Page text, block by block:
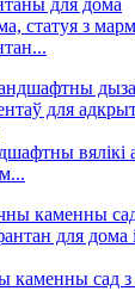
статуя з
вялікі
каменны сад